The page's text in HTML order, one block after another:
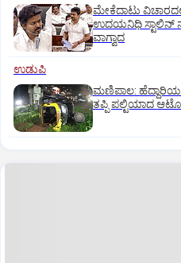
ಮೇಕೆದಾಟು
ಉದಯನಿಧಿ ಸ್ಟಾಲಿನ್
ವಾಗ್ವಾದ
ಉಡುಪಿ
ಮಣಿಪಾಲ:
ತಪ್ಪಿ ಪಲ್ಟಿಯಾದ ಆಟೋ